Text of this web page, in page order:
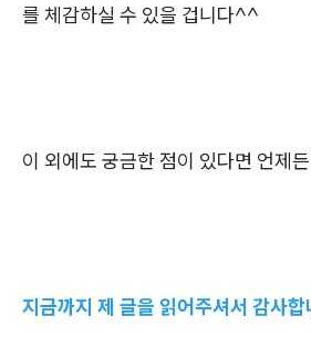
를 체감하실 수 있을 겁니다^^
이 외에도 궁금한 점이 있다면 언제
지금까지 제 글을 읽어주셔서 감사합